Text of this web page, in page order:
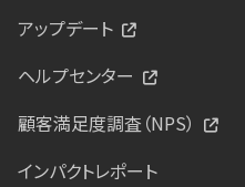
アップデート
ヘルプセンター
顧客満足度調査（NPS）
インパクトレポート